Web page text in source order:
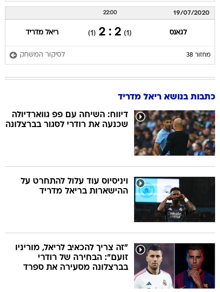
19/07/2020
22:00
לגאנס (1)
2 : 2
(1) ריאל מדריד
מחזור 38 לסיקור המשחק
כתבות בנושא ריאל מדריד
דיווח: השיחה עם פפ גווארדיולה
שכנעה את רודרי לסגור בברצלונה
ויניסיוס עוד עלול להתחרט על
ההישארות בריאל מדריד
"זה צריך להכאיב לריאל, מוריניו
זועם": הבחירה של רודרי
בברצלונה מסעירה את ספרד